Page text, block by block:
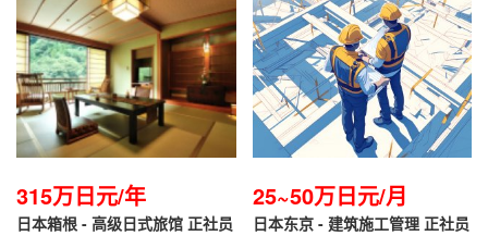
315万日元/年
日本箱根 - 高级日式旅馆 正社员
25~50万日元/月
日本东京 - 建筑施工管理 正社员